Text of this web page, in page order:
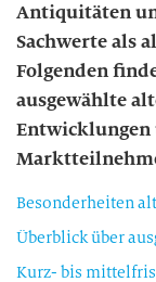
Antiquitäten
Sachwerte als
Folgenden
ausgewählte
Besonderheiten
Überblick über
Kurz- bis